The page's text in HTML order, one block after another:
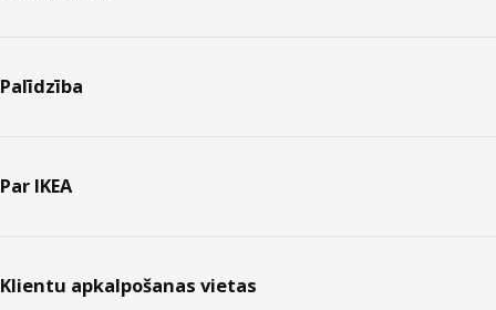
Palīdzība
Par IKEA
Klientu apkalpošanas vietas